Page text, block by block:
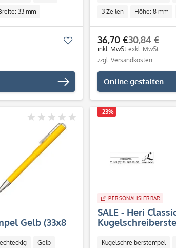
33 mm
Merken
3 Zeilen Höhe: 8 mm
Individuell
36,70 €
inkl. MwSt.
30,84 €
exkl. MwSt.
zzgl. Versandkosten
Online gestalten
Gelb (33x8
Gelb
-23%
PERSONALISIERBAR
SALE - Heri
Kugelschreiberstempel